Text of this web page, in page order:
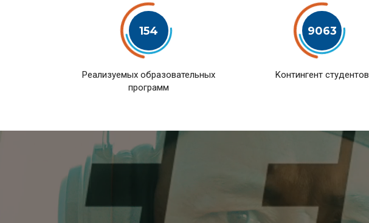
154
Pеализуемых образовательных
программ
9063
Kонтингент студентов